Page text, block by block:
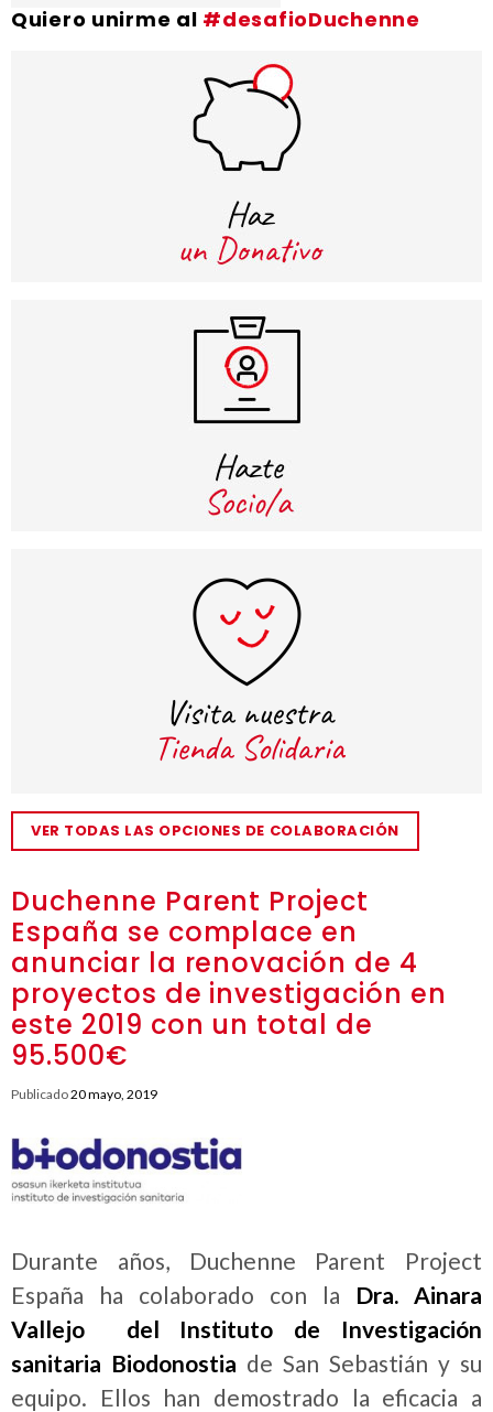
Duchenne Parent Project
España se complace en
anunciar la renovación de 4
proyectos de investigación en
este 2019 con un total de
95.500€
Publicado20 mayo, 2019
Durante años, Duchenne Parent Project
España ha colaborado con la Dra. Ainara
Vallejo del Instituto de Investigación
sanitaria Biodonostia de San Sebastián y su
equipo. Ellos han demostrado la eficacia a
Quiero unirme al #desafioDuchenne
VER TODAS LAS OPCIONES DE COLABORACIÓN